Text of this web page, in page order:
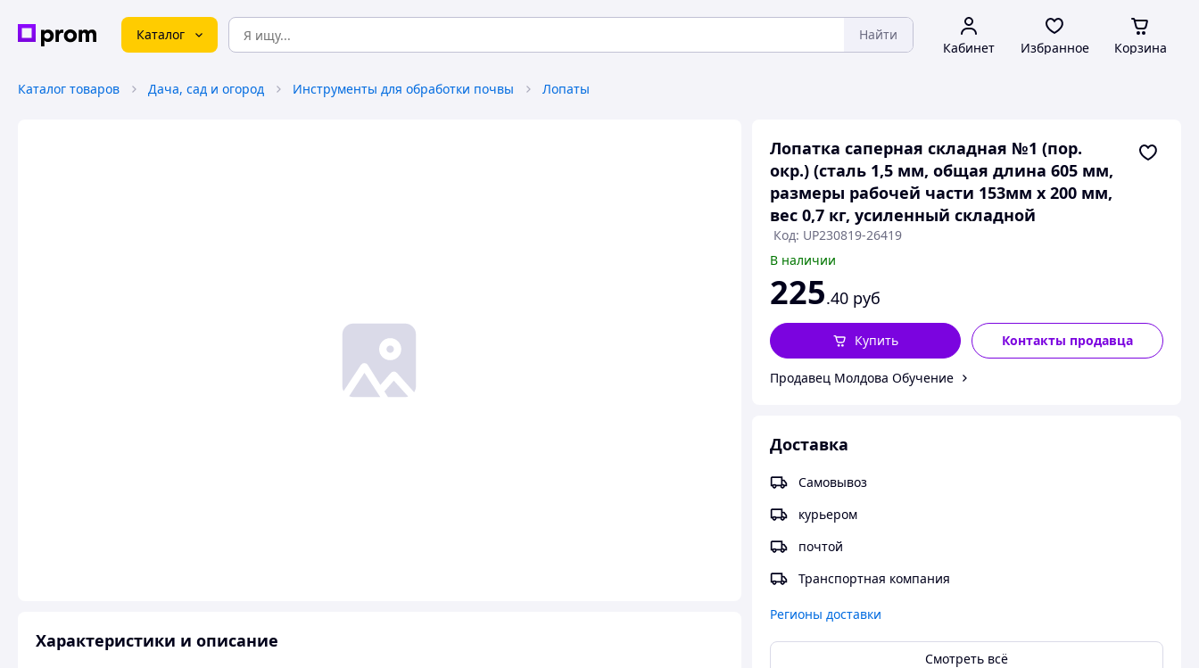
Каталог Найти
Кабинет Избранное Корзина
Каталог товаров Дача, сад и огород Инструменты для обработки почвы Лопаты
Лопатка саперная складная №1 (пор.
окр.) (сталь 1,5 мм, общая длина 605 мм,
размеры рабочей части 153мм х 200 мм,
вес 0,7 кг, усиленный складной
Код: UP230819-26419
В наличии
225.40 руб
Контакты продавца
Купить
Продавец Молдова Обучение
Доставка
Самовывоз
курьером
почтой
Транспортная компания
Регионы доставки
Смотреть всё
Характеристики и описание